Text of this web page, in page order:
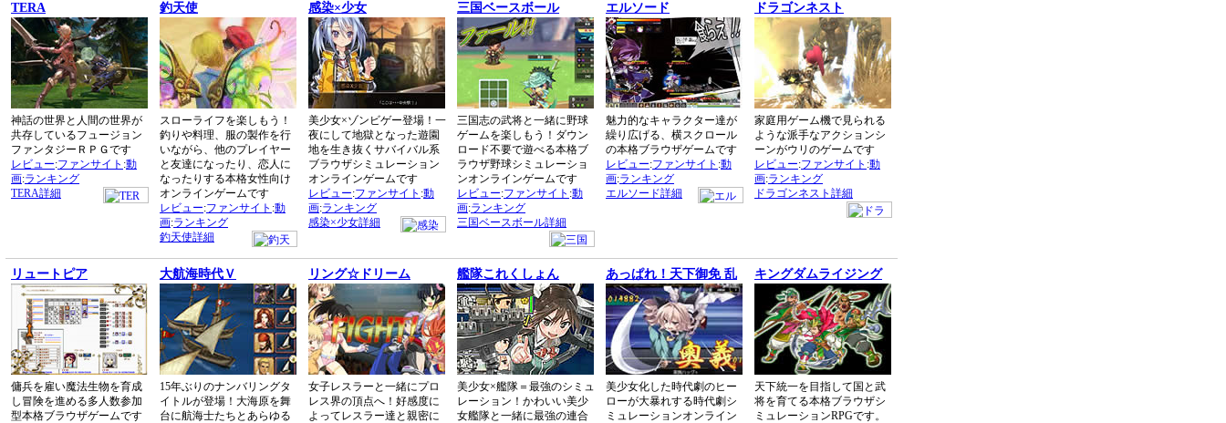
TERA
神話の世界と人間の世界が
共存しているフュージョン
ファンタジーＲＰＧです
レビュー:ファンサイト :動
画:ランキング
TERA詳細
釣天使
スローライフを楽しもう！
釣りや料理、服の製作を行
いながら、他のプレイヤー
と友達になったり、恋人に
なったりする本格女性向け
オンラインゲームです
レビュー:ファンサイト :動
画:ランキング
釣天使詳細
感染×少女
美少女×ゾンビゲー登場！一
夜にして地獄となった遊園
地を生き抜くサバイバル系
ブラウザシミュレーション
オンラインゲームです
レビュー:ファンサイト :動
画:ランキング
感染×少女詳細
三国ベースボール
三国志の武将と一緒に野球
ゲームを楽しもう！ダウン
ロード不要で遊べる本格ブ
ラウザ野球シミュレーショ
ンオンラインゲームです
レビュー:ファンサイト :動
画:ランキング
三国ベースボール詳細
エルソード
魅力的なキャラクター達が
繰り広げる、横スクロール
の本格ブラウザゲームです
レビュー:ファンサイト :動
画:ランキング
エルソード詳細
ドラゴンネスト
家庭用ゲーム機で見られる
ような派手なアクションシ
ーンがウリのゲームです
レビュー:ファンサイト :動
画:ランキング
ドラゴンネスト詳細
リュートピア
傭兵を雇い魔法生物を育成
し冒険を進める多人数参加
型本格ブラウザゲームです
大航海時代Ｖ
15年ぶりのナンバリングタ
イトルが登場！大海原を舞
台に航海士たちとあらゆる
リング☆ドリーム
女子レスラーと一緒にプロ
レス界の頂点へ！好感度に
よってレスラー達と親密に
艦隊これくしょん
美少女×艦隊＝最強のシミュ
レーション！かわいい美少
女艦隊と一緒に最強の連合
あっぱれ！天下御免 乱
美少女化した時代劇のヒー
ローが大暴れする時代劇シ
ミュレーションオンライン
キングダムライジング
天下統一を目指して国と武
将を育てる本格ブラウザシ
ミュレーションRPGです。